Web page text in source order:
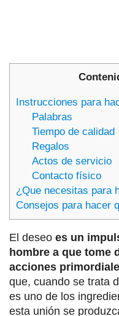
Instrucciones para
Palabras
Tiempo de calidad
Regalos
Actos de servicio
Contacto físico
¿Que necesitas para
Consejos para hacer
El deseo es un
hombre a que tome
acciones
que, cuando se trata
es uno de los
esta unión se